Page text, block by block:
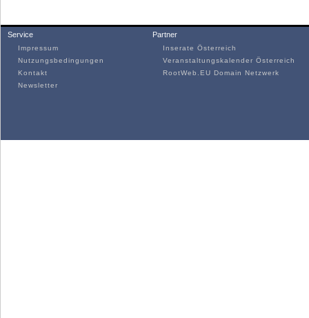
Service
Impressum
Nutzungsbedingungen
Kontakt
Newsletter
Partner
Inserate Österreich
Veranstaltungskalender Österreich
RootWeb.EU Domain Netzwerk